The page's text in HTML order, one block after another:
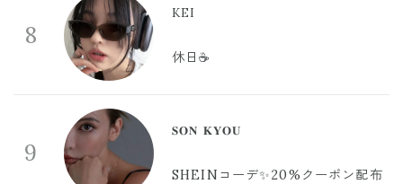
8
KEI
休日☕️
9
𝐒𝐎𝐍 𝐊𝐘𝐎𝐔
SHEINコーデ✨20%クーポン配布